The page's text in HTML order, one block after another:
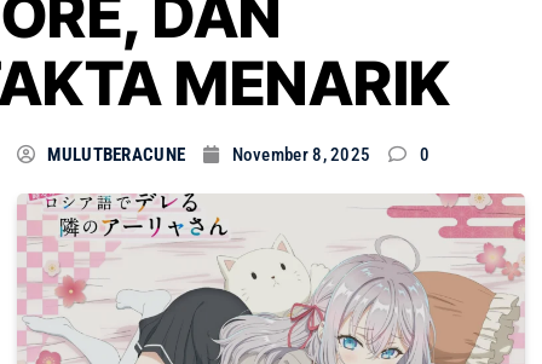
DAN
MENARIK
MULUTBERACUNE November 8, 2025 0